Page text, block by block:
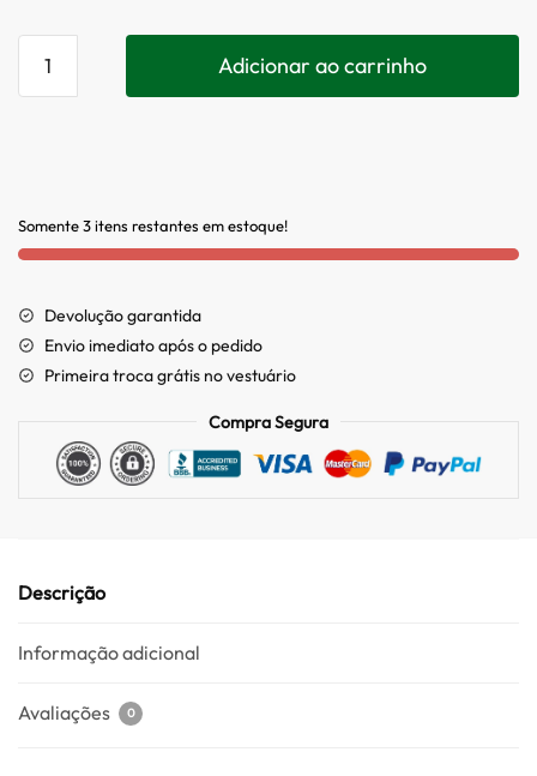
Adicionar ao carrinho
Somente 3 itens restantes em estoque!
Devolução garantida
Envio imediato após o pedido
Primeira troca grátis no vestuário
Compra Segura
Descrição
Informação adicional
Avaliações 0